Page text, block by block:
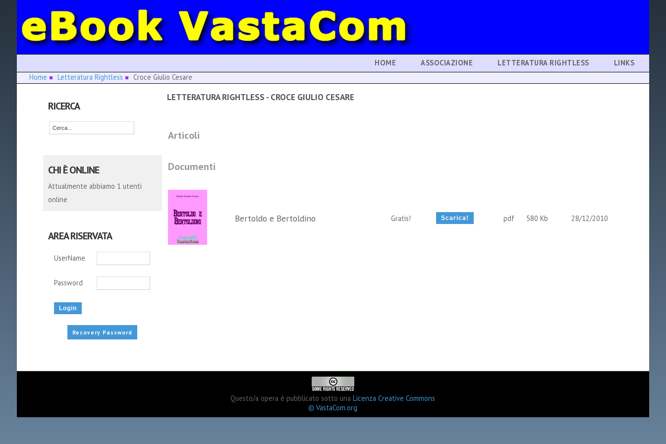
HOME ASSOCIAZIONE LETTERATURA RIGHTLESS
LINKS
Home
Letteratura Rightless Croce Giulio Cesare
RICERCA
CHI È ONLINE
Attualmente abbiamo 1 utenti
online
AREA RISERVATA
UserName
Password
Recovery Password
LETTERATURA RIGHTLESS - CROCE GIULIO CESARE
Articoli
Documenti
Bertoldo e Bertoldino Gratis! pdf 580 Kb 28/12/2010
Questo/a opera è pubblicato sotto unaLicenza Creative Commons
© VastaCom.org